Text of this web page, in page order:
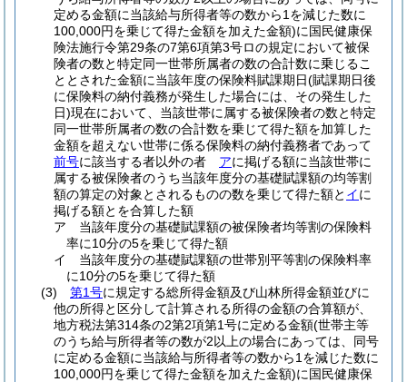
定める金額に当該給与所得者等の数から1を減じた数に
100,000円を乗じて得た金額を加えた金額)に国民健康保
険法施行令第29条の7第6項第3号ロの規定において被保
険者の数と特定同一世帯所属者の数の合計数に乗じるこ
ととされた金額に当該年度の保険料賦課期日(賦課期日後
に保険料の納付義務が発生した場合には、その発生した
日)現在において、当該世帯に属する被保険者の数と特定
同一世帯所属者の数の合計数を乗じて得た額を加算した
金額を超えない世帯に係る保険料の納付義務者であって
前号に該当する者以外の者 アに掲げる額に当該世帯に
属する被保険者のうち当該年度分の基礎賦課額の均等割
額の算定の対象とされるものの数を乗じて得た額と イに
掲げる額とを合算した額
ア
当該年度分の基礎賦課額の被保険者均等割の保険料
率に10分の5を乗じて得た額
イ
当該年度分の基礎賦課額の世帯別平等割の保険料率
に10分の5を乗じて得た額
(3)
第1号に規定する総所得金額及び山林所得金額並びに
他の所得と区分して計算される所得の金額の合算額が、
地方税法第314条の2第2項第1号に定める金額(世帯主等
のうち給与所得者等の数が2以上の場合にあっては、同号
に定める金額に当該給与所得者等の数から1を減じた数に
100,000円を乗じて得た金額を加えた金額)に国民健康保